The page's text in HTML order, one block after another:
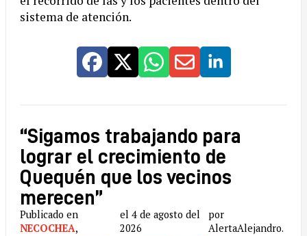
sistema de atención.
“Sigamos trabajando para
lograr el crecimiento de
Quequén que los vecinos
merecen”
Publicado en
NECOCHEA,
el 4 de agosto del
2026
por
AlertaAlejandro.